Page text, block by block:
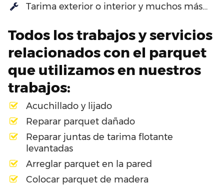
Tarima exterior o interior y muchos más…
Todos los trabajos y servicios
relacionados con el parquet
que utilizamos en nuestros
trabajos:
Acuchillado y lijado
Reparar parquet dañado
Reparar juntas de tarima flotante
levantadas
Arreglar parquet en la pared
Colocar parquet de madera